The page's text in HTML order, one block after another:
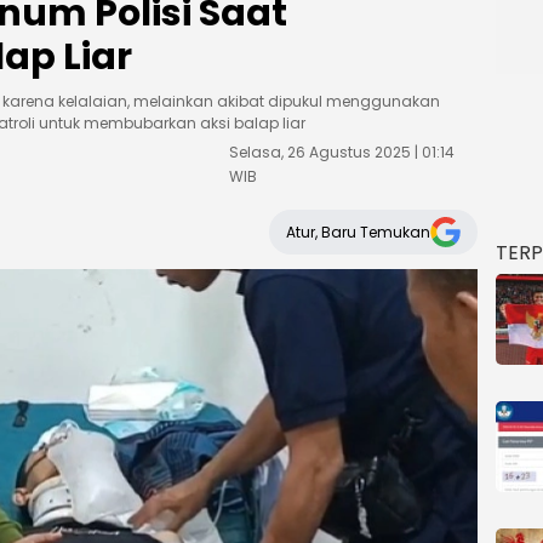
Polisi Saat
Liar
kelalaian, melainkan akibat dipukul menggunakan
untuk membubarkan aksi balap liar
Selasa, 26 Agustus 2025 | 01:14
WIB
Atur, Baru Temukan